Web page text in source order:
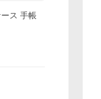
ス 手帳